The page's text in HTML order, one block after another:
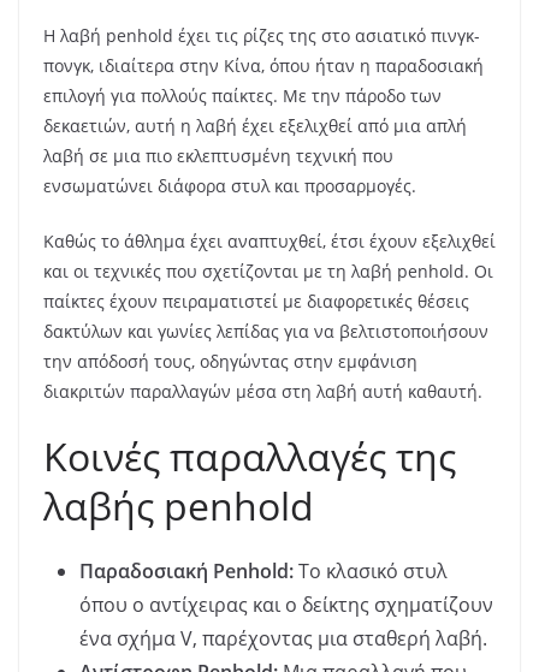
Η λαβή penhold έχει τις ρίζες της στο ασιατικό πινγκ-
πονγκ, ιδιαίτερα στην Κίνα, όπου ήταν η παραδοσιακή
επιλογή για πολλούς παίκτες. Με την πάροδο των
δεκαετιών, αυτή η λαβή έχει εξελιχθεί από μια απλή
λαβή σε μια πιο εκλεπτυσμένη τεχνική που
ενσωματώνει διάφορα στυλ και προσαρμογές.
Καθώς το άθλημα έχει αναπτυχθεί, έτσι έχουν εξελιχθεί
και οι τεχνικές που σχετίζονται με τη λαβή penhold. Οι
παίκτες έχουν πειραματιστεί με διαφορετικές θέσεις
δακτύλων και γωνίες λεπίδας για να βελτιστοποιήσουν
την απόδοσή τους, οδηγώντας στην εμφάνιση
διακριτών παραλλαγών μέσα στη λαβή αυτή καθαυτή.
Κοινές παραλλαγές της
λαβής penhold
Παραδοσιακή Penhold:Το κλασικό στυλ
όπου ο αντίχειρας και ο δείκτης σχηματίζουν
ένα σχήμα V, παρέχοντας μια σταθερή λαβή.